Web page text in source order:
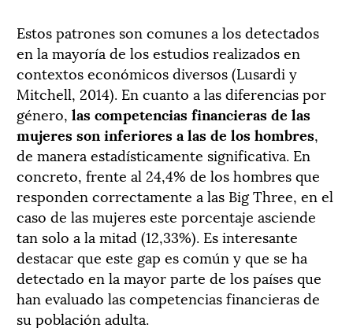
Estos patrones son comunes a los detectados
en la mayoría de los estudios realizados en
contextos económicos diversos (Lusardi y
Mitchell, 2014). En cuanto a las diferencias por
género, las competencias financieras de las
mujeres son inferiores a las de los hombres,
de manera estadísticamente significativa. En
concreto, frente al 24,4% de los hombres que
responden correctamente a las Big Three, en el
caso de las mujeres este porcentaje asciende
tan solo a la mitad (12,33%). Es interesante
destacar que este gap es común y que se ha
detectado en la mayor parte de los países que
han evaluado las competencias financieras de
su población adulta.